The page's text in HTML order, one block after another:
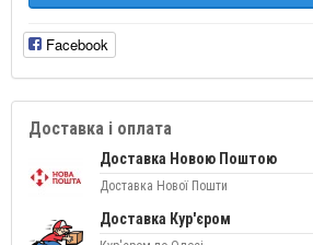
Facebook
Доставка і оплата
Доставка Новою Поштою
Доставка Нової Пошти
Доставка Кур'єром